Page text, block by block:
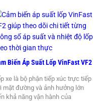
Biến Áp Suất Lốp VinFast VF2
xe là bộ phận tiếp xúc trực tiếp
mặt đường và ảnh hưởng lớn
khả năng vận hành của